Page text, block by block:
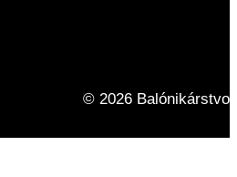
© 2026 Balónikárstvo